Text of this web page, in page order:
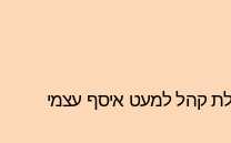
קהל למעט איסף עצמי